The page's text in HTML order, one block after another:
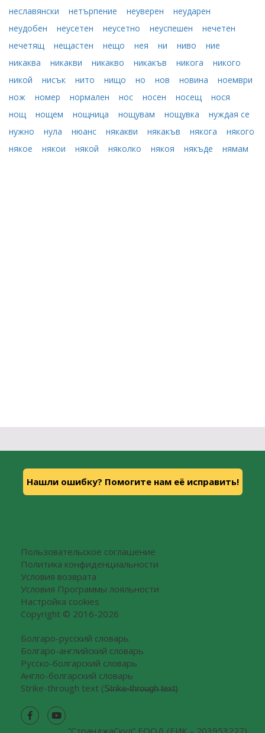
неславянски
нетърпение неуверен
неударен
неудобен
неусетен неусетно неуспешен
нечетен
нечетящ
нещастен нещо нея ни ниво
ние
никаква
никакви никакво никакъв никога
никого
никой
нисък нито нищо но нов новина
ноември
нож
номер нормален нос носен носещ
нося
нощ
нощем нощница нощувам нощувка
нуждая се
нужно
нула нюанс някакви някакъв някога
някого
някое
някои някой няколко някоя някъде нямам
Нашли ошибку? Помогите нам её исправить!
Пользовательское соглашение
Политика конфиденциальности
Условия возврата
Условия Программы лояльности
Настройка cookies
Copyright © 2016-2026
Болгаро-русский словарь
Болгаро-английский словарь
Русско-болгарский словарь
Англо-болгарский словарь
Strike-through text (S̶t̶r̶i̶k̶e̶-̶t̶h̶r̶o̶u̶g̶h̶ ̶t̶e̶x̶t̶)
“СтранджаCкул” ЕООД (ЕИК – 203953227)